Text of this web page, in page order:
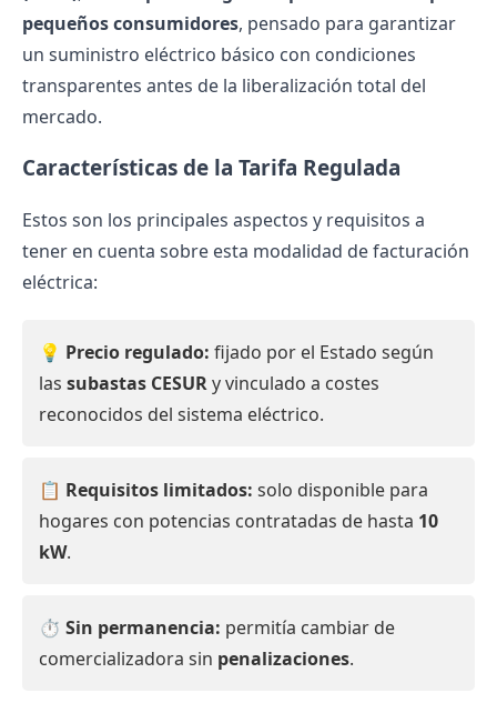
pequeños consumidores, pensado para garantizar
un suministro eléctrico básico con condiciones
transparentes antes de la liberalización total del
mercado.
Características de la Tarifa Regulada
Estos son los principales aspectos y requisitos a
tener en cuenta sobre esta modalidad de facturación
eléctrica:
💡 Precio regulado: fijado por el Estado según
las subastas CESURy vinculado a costes
reconocidos del sistema eléctrico.
📋 Requisitos limitados: solo disponible para
hogares con potencias contratadas de hasta 10
kW.
⏱ Sin permanencia: permitía cambiar de
comercializadora sin penalizaciones.